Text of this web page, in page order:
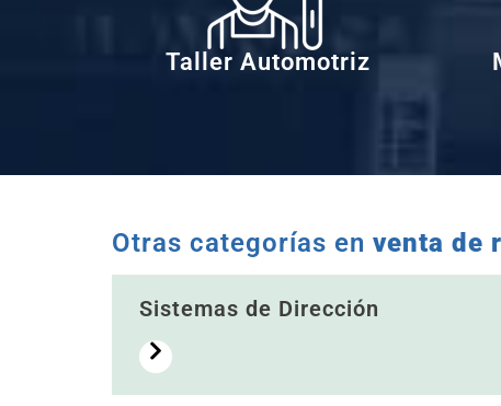
Taller Automotriz
Otras categorías en venta de
Sistemas de Dirección